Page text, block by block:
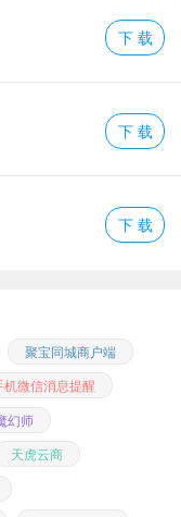
下 载
下 载
下 载
聚宝同城商户端
机微信消息提醒
幻师
天虎云商